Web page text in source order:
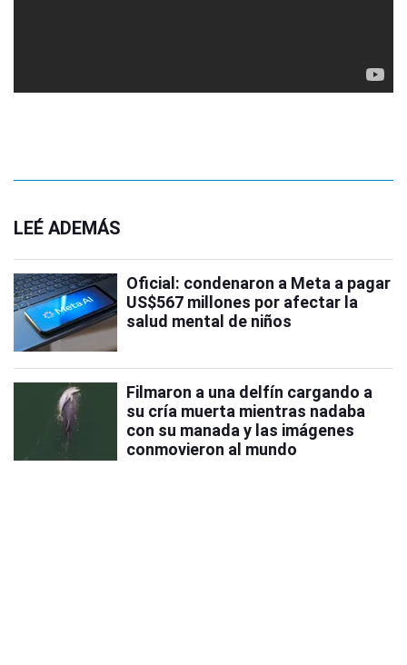
LEÉ ADEMÁS
Oficial: condenaron a Meta a pagar
US$567 millones por afectar la
salud mental de niños
Filmaron a una delfín cargando a
su cría muerta mientras nadaba
con su manada y las imágenes
conmovieron al mundo